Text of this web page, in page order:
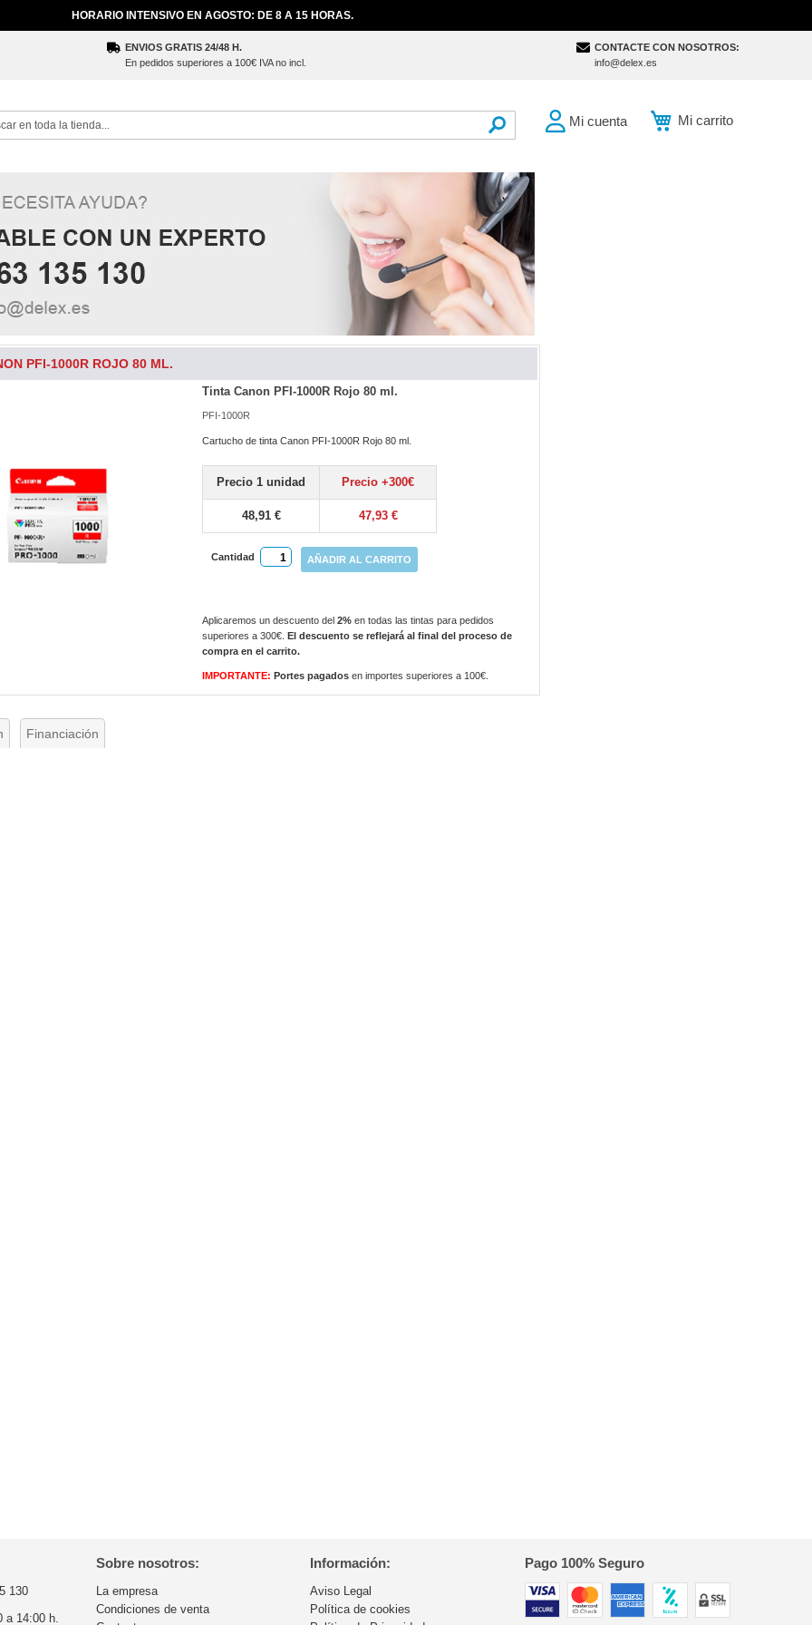
HORARIO INTENSIVO EN AGOSTO: DE 8 A 15 HORAS.
ENVIOS GRATIS 24/48 H.
En pedidos superiores a 100€ IVA no incl.
CONTACTE CON NOSOTROS:
info@delex.es
Mi carrito
Mi cuenta
PFI-1000R ROJO 80 ML.
Tinta Canon PFI-1000R Rojo 80 ml.
PFI-1000R
Cartucho de tinta Canon PFI-1000R Rojo 80 ml.
Precio 1 unidad Precio +300€
48,91 € 47,93 €
Cantidad AÑADIR AL CARRITO
Aplicaremos un descuento del2% en todas las tintas para pedidos
superiores a 300€.El descuento se reflejará al final del proceso de
compra en el carrito.
IMPORTANTE: Portes pagadosen importes superiores a 100€.
Financiación
130
a 14:00 h.
Sobre nosotros:
La empresa
Condiciones de venta
Información:
Aviso Legal
Política de cookies
Pago 100% Seguro